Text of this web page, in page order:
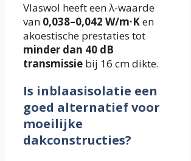
Vlaswol heeft een λ-waarde
van 0,038–0,042 W/m·Ken
akoestische prestaties tot
minder dan 40 dB
transmissie bij 16 cm dikte.
Is inblaasisolatie een
goed alternatief voor
moeilijke
dakconstructies?